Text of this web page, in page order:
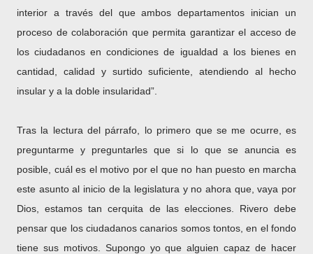
interior a través del que ambos departamentos inician un
proceso de colaboración que permita garantizar el acceso de
los ciudadanos en condiciones de igualdad a los bienes en
cantidad, calidad y surtido suficiente, atendiendo al hecho
insular y a la doble insularidad”.
Tras la lectura del párrafo, lo primero que se me ocurre, es
preguntarme y preguntarles que si lo que se anuncia es
posible, cuál es el motivo por el que no han puesto en marcha
este asunto al inicio de la legislatura y no ahora que, vaya por
Dios, estamos tan cerquita de las elecciones. Rivero debe
pensar que los ciudadanos canarios somos tontos, en el fondo
tiene sus motivos. Supongo yo que alguien capaz de hacer